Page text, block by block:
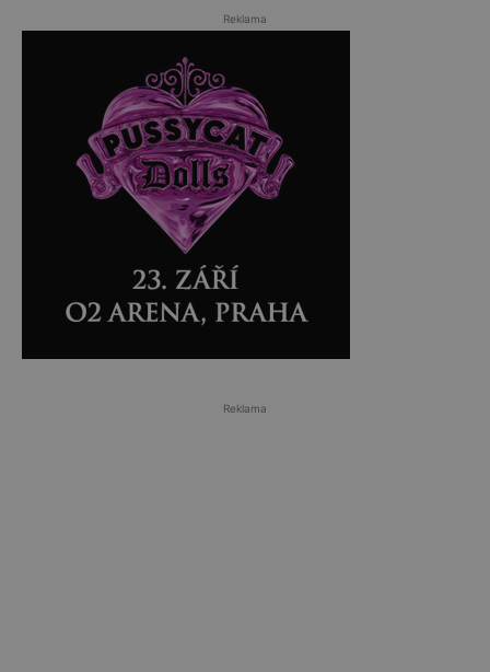
Reklama
Reklama